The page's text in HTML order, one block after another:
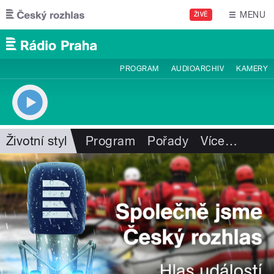
Přejít k hlavnímu obsahu
ŽIVĚ MENU
PROGRAM AUDIOARCHIV KAMERY
Životní styl Program Pořady Více…